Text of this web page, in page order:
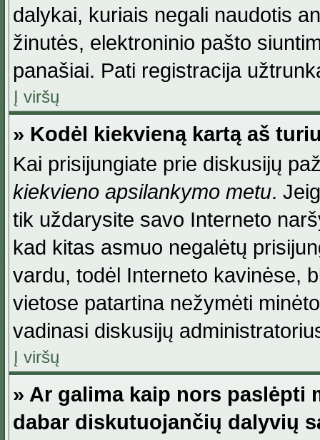
dalykai, kuriais negali naudotis
žinutės, elektroninio pašto
panašiai. Pati registracija
Į viršų
» Kodėl kiekvieną kartą aš
Kai prisijungiate prie diskusijų
kiekvieno apsilankymo metu.
tik uždarysite savo Interneto
kad kitas asmuo negalėtų
vardu, todėl Interneto kavinėse,
vietose patartina nežymėti
vadinasi diskusijų
Į viršų
» Ar galima kaip nors paslėpti
dabar diskutuojančių dalyvių